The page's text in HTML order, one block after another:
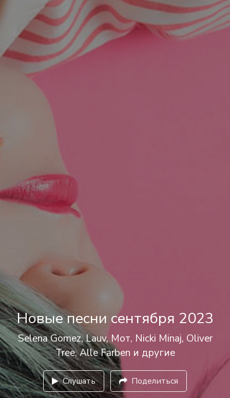
Новые песни сентября 2023
Selena Gomez, Lauv, Мот, Nicki Minaj, Oliver
Tree, Alle Farben и другие
Слушать Поделиться